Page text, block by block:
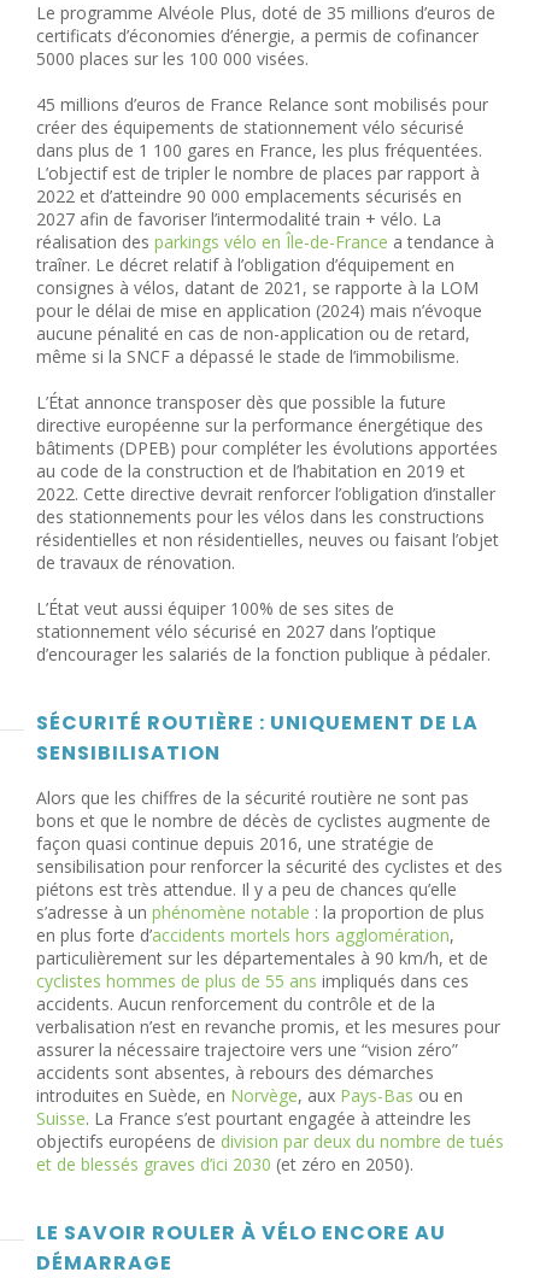
Le programme Alvéole Plus, doté de 35 millions d’euros de
certificats d’économies d’énergie, a permis de cofinancer
5000 places sur les 100 000 visées.
45 millions d’euros de France Relance sont mobilisés pour
créer des équipements de stationnement vélo sécurisé
dans plus de 1 100 gares en France, les plus fréquentées.
L’objectif est de tripler le nombre de places par rapport à
2022 et d’atteindre 90 000 emplacements sécurisés en
2027 afin de favoriser l’intermodalité train + vélo. La
réalisation des parkings vélo en Île-de-France a tendance à
traîner. Le décret relatif à l’obligation d’équipement en
consignes à vélos, datant de 2021, se rapporte à la LOM
pour le délai de mise en application (2024) mais n’évoque
aucune pénalité en cas de non-application ou de retard,
même si la SNCF a dépassé le stade de l’immobilisme.
L’État annonce transposer dès que possible la future
directive européenne sur la performance énergétique des
bâtiments (DPEB) pour compléter les évolutions apportées
au code de la construction et de l’habitation en 2019 et
2022. Cette directive devrait renforcer l’obligation d’installer
des stationnements pour les vélos dans les constructions
résidentielles et non résidentielles, neuves ou faisant l’objet
de travaux de rénovation.
L’État veut aussi équiper 100% de ses sites de
stationnement vélo sécurisé en 2027 dans l’optique
d’encourager les salariés de la fonction publique à pédaler.
SÉCURITÉ ROUTIÈRE : UNIQUEMENT DE LA
SENSIBILISATION
Alors que les chiffres de la sécurité routière ne sont pas
bons et que le nombre de décès de cyclistes augmente de
façon quasi continue depuis 2016, une stratégie de
sensibilisation pour renforcer la sécurité des cyclistes et des
piétons est très attendue. Il y a peu de chances qu’elle
s’adresse à un phénomène notable : la proportion de plus
en plus forte d’accidents mortels hors agglomération,
particulièrement sur les départementales à 90 km/h, et de
cyclistes hommes de plus de 55 ans impliqués dans ces
accidents. Aucun renforcement du contrôle et de la
verbalisation n’est en revanche promis, et les mesures pour
assurer la nécessaire trajectoire vers une “vision zéro”
accidents sont absentes, à rebours des démarches
introduites en Suède, en Norvège, aux Pays-Bas ou en
Suisse. La France s’est pourtant engagée à atteindre les
objectifs européens de division par deux du nombre de tués
et de blessés graves d’ici 2030 (et zéro en 2050).
LE SAVOIR ROULER À VÉLO ENCORE AU
DÉMARRAGE